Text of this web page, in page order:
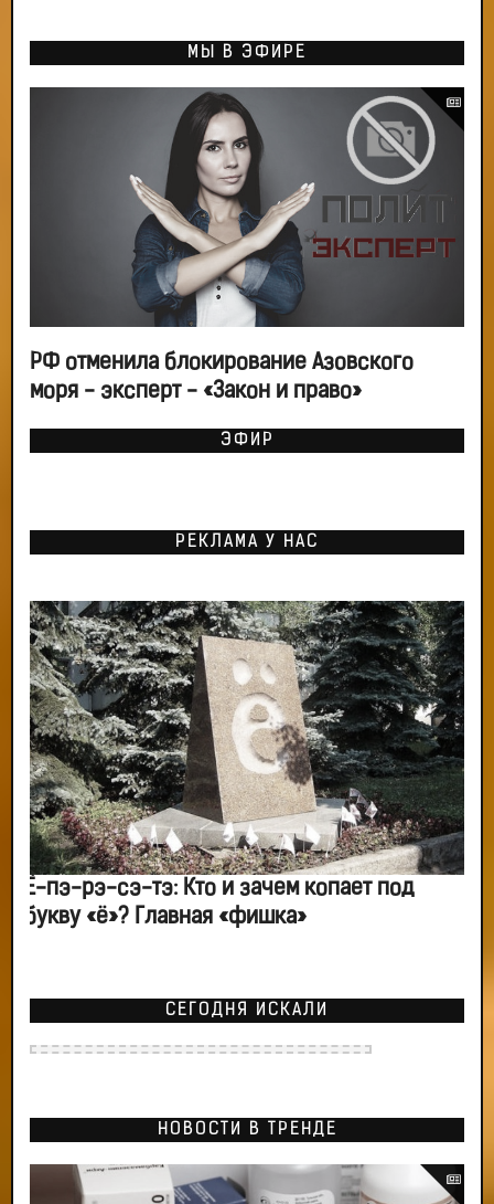
МЫ В ЭФИРЕ
РФ отменила блокирование Азовского
моря - эксперт - «Закон и право»
ЭФИР
РЕКЛАМА У НАС
Ё-пэ-рэ-сэ-тэ: Кто и зачем копает под
букву «ё»? Главная «фишка»
СЕГОДНЯ ИСКАЛИ
НОВОСТИ В ТРЕНДЕ